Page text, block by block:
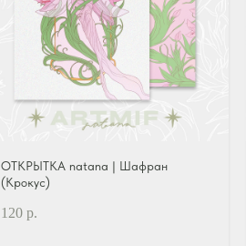
ОТКРЫТКА natana | Шафран
(Крокус)
120 р.